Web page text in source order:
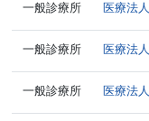
一般診療所 医療法
一般診療所 医療法
一般診療所 医療法